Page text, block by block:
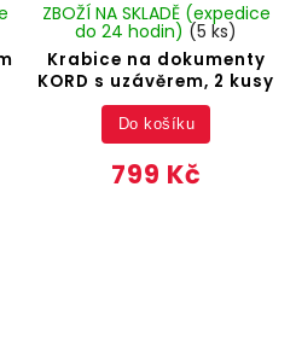
Krabice na dokumenty
KORD s uzávěrem, 2 kusy
ZBOŽÍ NA SKLADĚ (expedice
do 24 hodin) (5 ks)
799 Kč
Do košíku